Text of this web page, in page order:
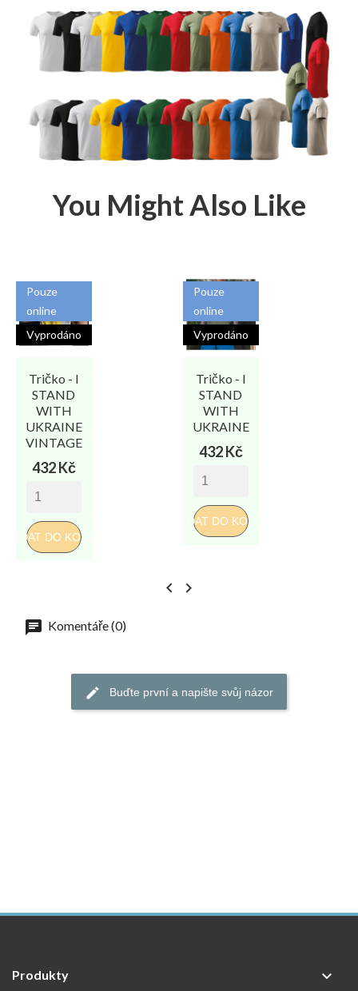
You Might Also Like
Tričko - I
STAND
WITH
UKRAINE
VINTAGE
Cena
432 Kč
PŘIDAT DO KOŠÍKU
Pouze
online
Vyprodáno
Tričko - I
STAND
WITH
UKRAINE
Cena
432 Kč
PŘIDAT DO KOŠÍKU
Pouze
online
Vyprodáno
 
Komentáře (0)
Buďte první a napište svůj názor
Produkty 